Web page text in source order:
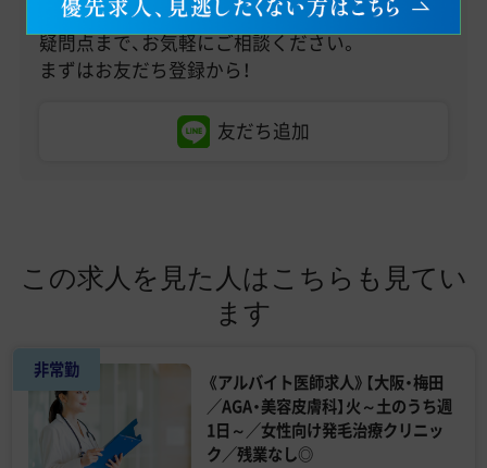
医師求人情報のお問い合わせから、転職への不安・
疑問点まで、お気軽にご相談ください。
まずはお友だち登録から！
友だち追加
この求人を見た人はこちらも見てい
ます
非常勤
《アルバイト医師求人》【大阪・梅田
／AGA・美容皮膚科】火～土のうち週
1日～／女性向け発毛治療クリニッ
ク／残業なし◎